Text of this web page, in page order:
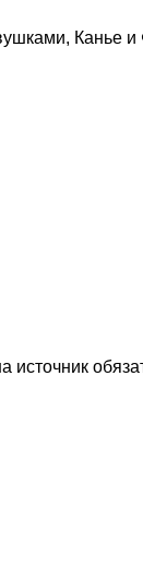
Канье
источник